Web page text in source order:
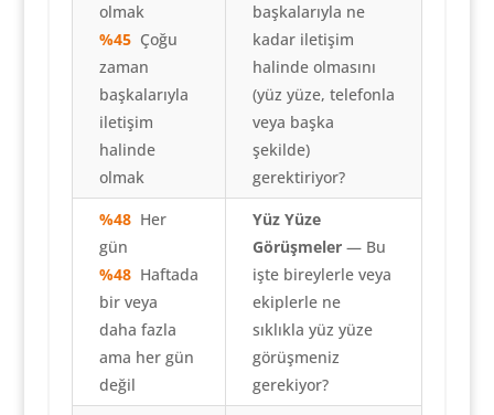
olmak
%45Çoğu
zaman
başkalarıyla
iletişim
halinde
olmak
başkalarıyla ne
kadar iletişim
halinde olmasını
(yüz yüze, telefonla
veya başka
şekilde)
gerektiriyor?
%48Her
gün
%48Haftada
bir veya
daha fazla
ama her gün
değil
Yüz Yüze
Görüşmeler— Bu
işte bireylerle veya
ekiplerle ne
sıklıkla yüz yüze
görüşmeniz
gerekiyor?